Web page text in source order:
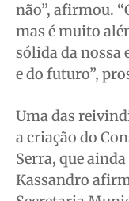
não”, afirmou.
mas é muito
sólida da nossa
e do futuro”,
Uma das
a criação do
Serra, que
Kassandro